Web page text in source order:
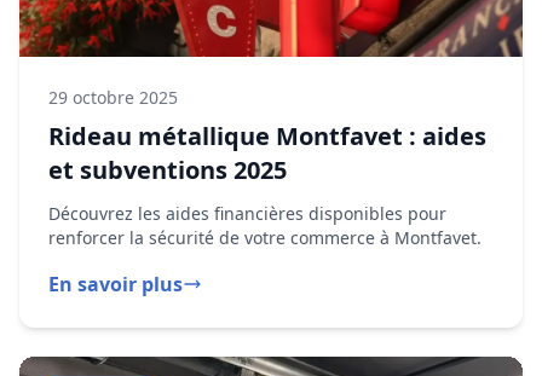
En savoir plus
29 octobre 2024